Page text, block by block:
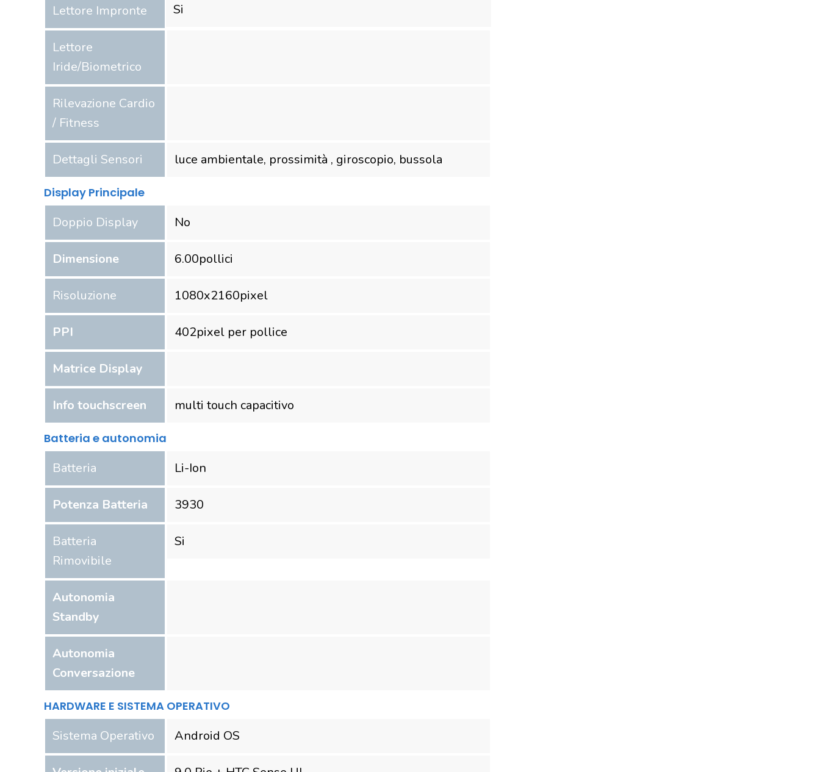
Lettore Impronte Si
Lettore
Iride/Biometrico
Rilevazione Cardio
/ Fitness
Dettagli Sensori luce ambientale, prossimità , giroscopio, bussola
Display Principale
Doppio Display No
Dimensione 6.00pollici
Risoluzione 1080x2160pixel
PPI 402pixel per pollice
Matrice Display
Info touchscreen multi touch capacitivo
Batteria e autonomia
Batteria Li-Ion
Potenza Batteria 3930
Batteria
Rimovibile
Si
Autonomia
Standby
Autonomia
Conversazione
HARDWARE E SISTEMA OPERATIVO
Sistema Operativo Android OS